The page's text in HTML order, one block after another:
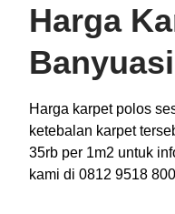
Harga
Harga karpet polos
ketebalan karpet
35rb per 1m2 untuk
kami di 0812 9518